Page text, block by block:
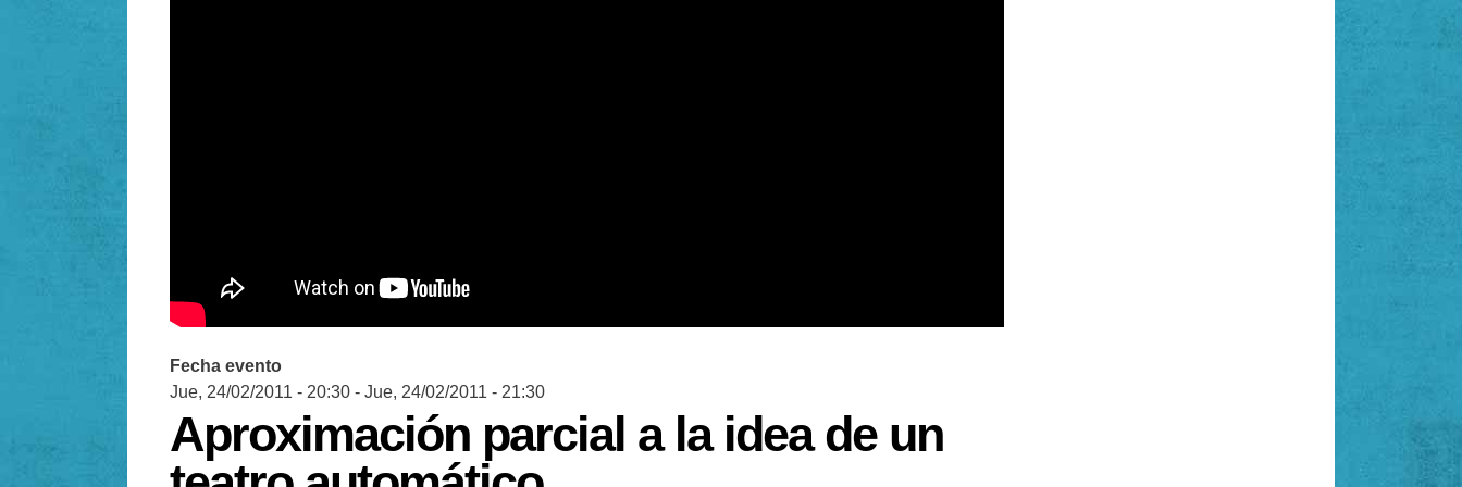
Fecha evento
Jue, 24/02/2011 - 20:30 - Jue, 24/02/2011 - 21:30
Aproximación parcial a la idea de un